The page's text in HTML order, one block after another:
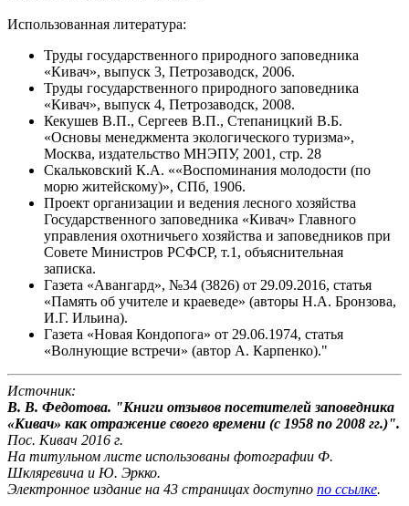
Использованная литература:
Труды государственного природного заповедника
«Кивач», выпуск 3, Петрозаводск, 2006.
Труды государственного природного заповедника
«Кивач», выпуск 4, Петрозаводск, 2008.
Кекушев В.П., Сергеев В.П., Степаницкий В.Б.
«Основы менеджмента экологического туризма»,
Москва, издательство МНЭПУ, 2001, стр. 28
Скальковский К.А. ««Воспоминания молодости (по
морю житейскому)», СПб, 1906.
Проект организации и ведения лесного хозяйства
Государственного заповедника «Кивач» Главного
управления охотничьего хозяйства и заповедников при
Совете Министров РСФСР, т.1, объяснительная
записка.
Газета «Авангард», №34 (3826) от 29.09.2016, статья
«Память об учителе и краеведе» (авторы Н.А. Бронзова,
И.Г. Ильина).
Газета «Новая Кондопога» от 29.06.1974, статья
«Волнующие встречи» (автор А. Карпенко)."
Источник:
В. В. Федотова. "Книги отзывов посетителей заповедника
«Кивач» как отражение своего времени (с 1958 по 2008 гг.)".
Пос. Кивач 2016 г.
На титульном листе использованы фотографии Ф.
Шкляревича и Ю. Эркко.
Электронное издание на 43 страницах доступно по ссылке.